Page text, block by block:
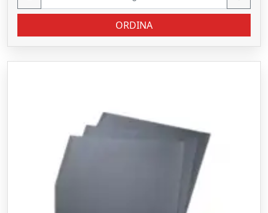
ORDINA